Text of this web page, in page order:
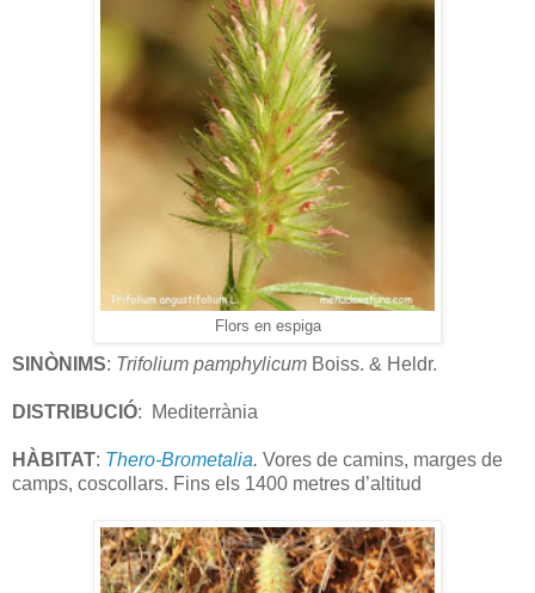
Flors en espiga
SINÒNIMS: Trifolium pamphylicum Boiss. & Heldr.
DISTRIBUCIÓ: Mediterrània
HÀBITAT: Thero-Brometalia. Vores de camins, marges de
camps, coscollars. Fins els 1400 metres d’altitud